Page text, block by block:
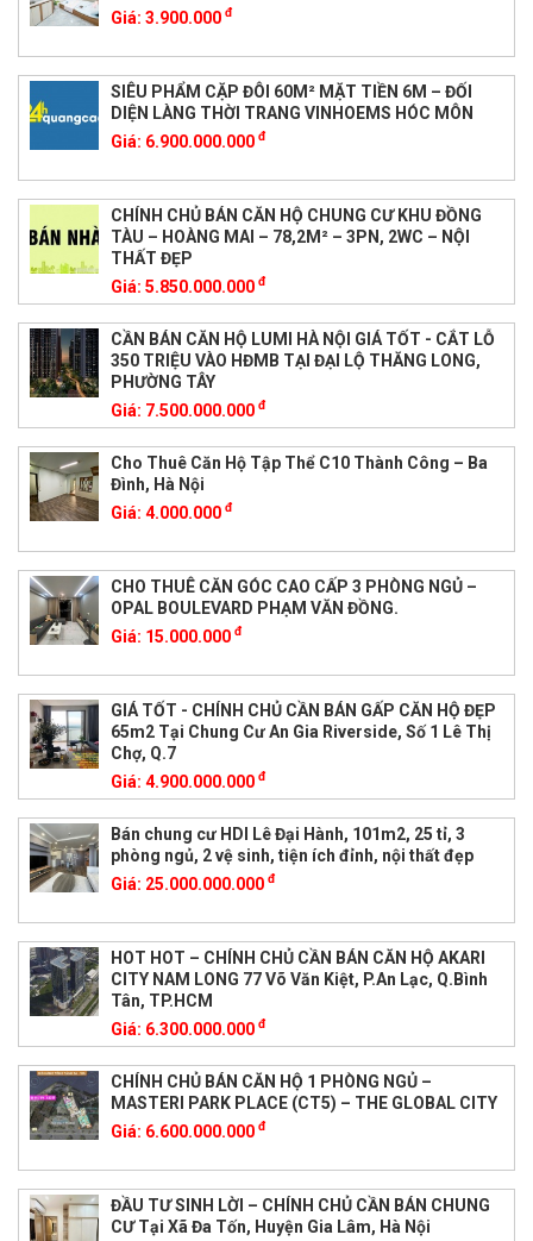
Giá: 3.900.000 đ
SIÊU PHẨM CẶP ĐÔI 60M² MẶT TIỀN 6M – ĐỐI
DIỆN LÀNG THỜI TRANG VINHOEMS HÓC MÔN
Giá: 6.900.000.000 đ
CHÍNH CHỦ BÁN CĂN HỘ CHUNG CƯ KHU ĐỒNG
TÀU – HOÀNG MAI – 78,2M² – 3PN, 2WC – NỘI
THẤT ĐẸP
Giá: 5.850.000.000 đ
CẦN BÁN CĂN HỘ LUMI HÀ NỘI GIÁ TỐT - CẮT LỖ
350 TRIỆU VÀO HĐMB TẠI ĐẠI LỘ THĂNG LONG,
PHƯỜNG TÂY
Giá: 7.500.000.000 đ
Cho Thuê Căn Hộ Tập Thể C10 Thành Công – Ba
Đình, Hà Nội
Giá: 4.000.000 đ
CHO THUÊ CĂN GÓC CAO CẤP 3 PHÒNG NGỦ –
OPAL BOULEVARD PHẠM VĂN ĐỒNG.
Giá: 15.000.000 đ
GIÁ TỐT - CHÍNH CHỦ CẦN BÁN GẤP CĂN HỘ ĐẸP
65m2 Tại Chung Cư An Gia Riverside, Số 1 Lê Thị
Chợ, Q.7
Giá: 4.900.000.000 đ
Bán chung cư HDI Lê Đại Hành, 101m2, 25 tỉ, 3
phòng ngủ, 2 vệ sinh, tiện ích đỉnh, nội thất đẹp
Giá: 25.000.000.000 đ
HOT HOT – CHÍNH CHỦ CẦN BÁN CĂN HỘ AKARI
CITY NAM LONG 77 Võ Văn Kiệt, P.An Lạc, Q.Bình
Tân, TP.HCM
Giá: 6.300.000.000 đ
CHÍNH CHỦ BÁN CĂN HỘ 1 PHÒNG NGỦ –
MASTERI PARK PLACE (CT5) – THE GLOBAL CITY
Giá: 6.600.000.000 đ
ĐẦU TƯ SINH LỜI – CHÍNH CHỦ CẦN BÁN CHUNG
CƯ Tại Xã Đa Tốn, Huyện Gia Lâm, Hà Nội